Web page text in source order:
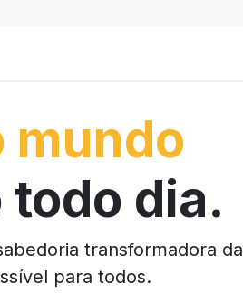
mundo
dia.
transformadora da
para todos.